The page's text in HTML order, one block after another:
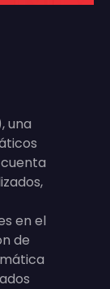
una
en el
de